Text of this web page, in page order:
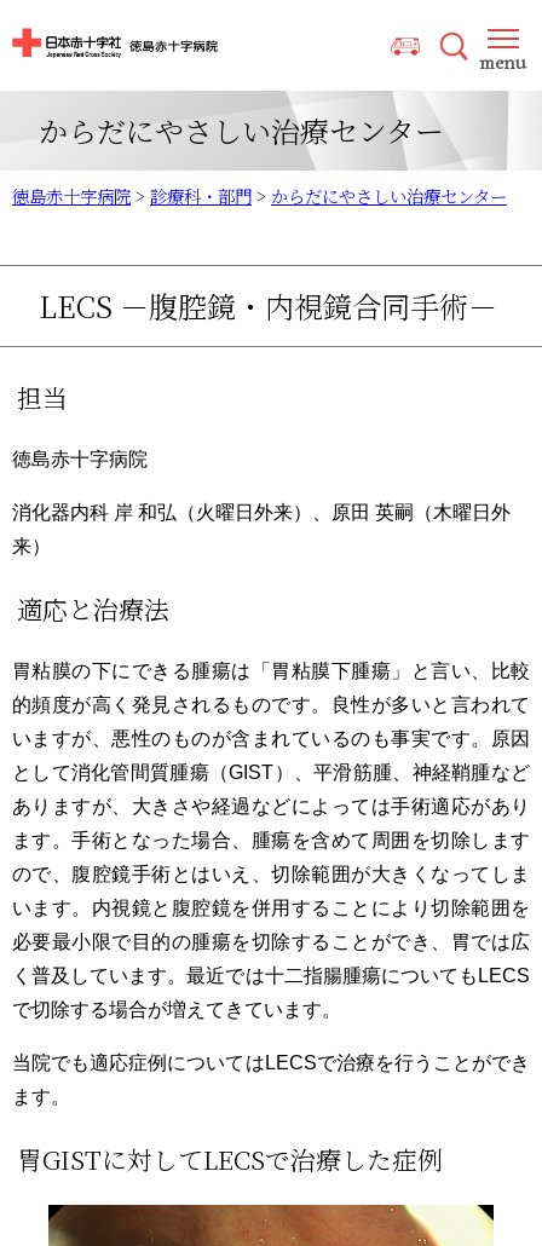
からだにやさしい治療センター
徳島赤十字病院> 診療科・部門> からだにやさしい治療センター
LECS －腹腔鏡・内視鏡合同手術－
担当
徳島赤十字病院
消化器内科 岸 和弘（火曜日外来）、原田 英嗣（木曜日外
来）
適応と治療法
胃粘膜の下にできる腫瘍は「胃粘膜下腫瘍」と言い、比較
的頻度が高く発見されるものです。良性が多いと言われて
いますが、悪性のものが含まれているのも事実です。原因
として消化管間質腫瘍（GIST）、平滑筋腫、神経鞘腫など
ありますが、大きさや経過などによっては手術適応があり
ます。手術となった場合、腫瘍を含めて周囲を切除します
ので、腹腔鏡手術とはいえ、切除範囲が大きくなってしま
います。内視鏡と腹腔鏡を併用することにより切除範囲を
必要最小限で目的の腫瘍を切除することができ、胃では広
く普及しています。最近では十二指腸腫瘍についてもLECS
で切除する場合が増えてきています。
当院でも適応症例についてはLECSで治療を行うことができ
ます。
胃GISTに対してLECSで治療した症例